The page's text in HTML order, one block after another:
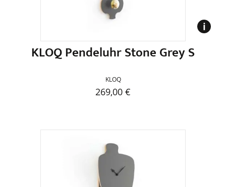
Produktseite
werden
KLOQ Pendeluhr Stone Grey S
KLOQ
269,00 €
weist
mehrere
Varianten
auf.